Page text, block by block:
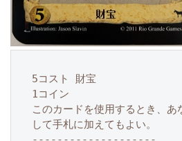
5コスト 財宝
1コイン
このカードを使用するとき、
して手札に加えてもよい。